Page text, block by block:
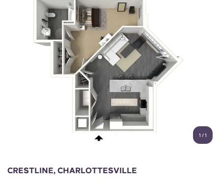
Localizações
Mais
Conta
English (GB)
English (US)
Chinese Español
Català Deutsch
French
Portuguese
1 /1
CRESTLINE, CHARLOTTESVILLE